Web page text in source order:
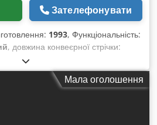
Зателефонувати
1993, Функціональність:
, довжина конвеєрної стрічки:
транспортер:
50 мм/с, загальна довжина:
, загальна висота:1 620
Мала оголошення